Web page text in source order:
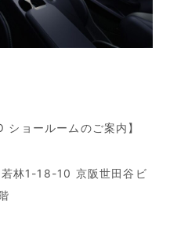
ショールームのご案内】
林1-18-10 京阪世田谷ビ